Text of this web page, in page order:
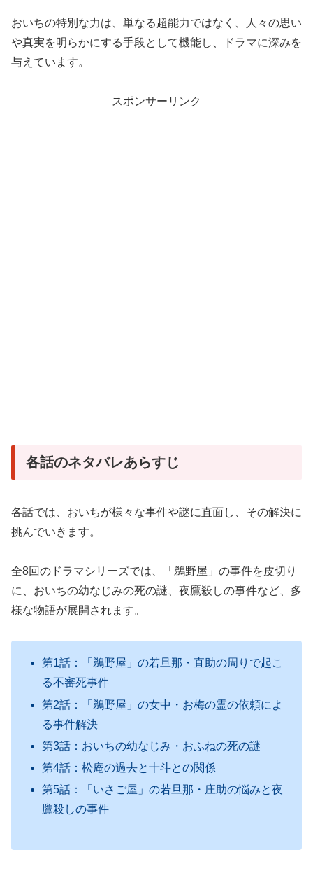
おいちの特別な力は、単なる超能力ではなく、人々の思い
や真実を明らかにする手段として機能し、ドラマに深みを
与えています。
スポンサーリンク
各話のネタバレあらすじ
各話では、おいちが様々な事件や謎に直面し、その解決に
挑んでいきます。
全8回のドラマシリーズでは、「鵜野屋」の事件を皮切り
に、おいちの幼なじみの死の謎、夜鷹殺しの事件など、多
様な物語が展開されます。
第1話：「鵜野屋」の若旦那・直助の周りで起こ
る不審死事件
第2話：「鵜野屋」の女中・お梅の霊の依頼によ
る事件解決
第3話：おいちの幼なじみ・おふねの死の謎
第4話：松庵の過去と十斗との関係
第5話：「いさご屋」の若旦那・庄助の悩みと夜
鷹殺しの事件